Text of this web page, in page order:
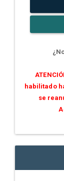
habilitado
se